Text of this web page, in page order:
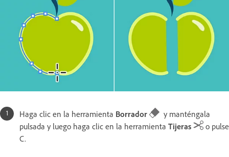
Haga clic en la herramienta Borrador
y manténgala
pulsada y luego haga clic en la herramienta Tijeras
o pulse
C.